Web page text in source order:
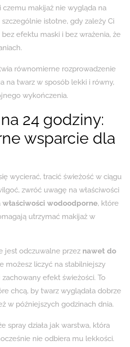
czemu makijaż nie wygląda na
szczególnie istotne, gdy zależy Ci
efektu maski i bez wrażenia, że
równomierne rozprowadzenie
na twarz w sposób lekki i równy,
wykończenia.
24 godziny:
wsparcie dla
wycierać, tracić świeżość w ciągu
zwróć uwagę na właściwości
właściwości wodoodporne, które
utrzymać makijaż w
jest odczuwalne przez nawet do
możesz liczyć na stabilniejszy
efekt świeżości. To
chcą, by twarz wyglądała dobrze
w późniejszych godzinach dnia.
spray działa jak warstwa, która
nie odbiera mu lekkości.